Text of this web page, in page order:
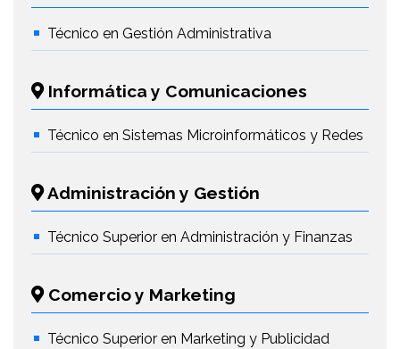
Técnico en Gestión Administrativa
Informática y Comunicaciones
Técnico en Sistemas Microinformáticos y Redes
Administración y Gestión
Técnico Superior en Administración y Finanzas
Comercio y Marketing
Técnico Superior en Marketing y Publicidad